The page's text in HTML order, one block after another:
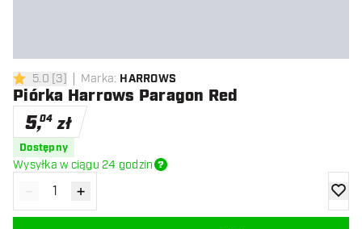
5 gwiazdki oceny
5.0 [3] Marka: HARROWS
Piórka Harrows Paragon Red
5,04 zł
Dostępny
Wysyłka w ciągu 24 godzin
Zmniejsz ilość
- Zwiększ ilość
+